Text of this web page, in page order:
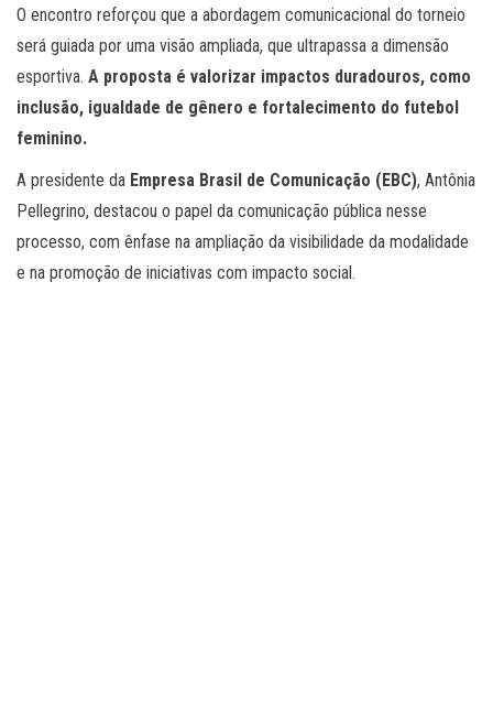
O encontro reforçou que a abordagem comunicacional do torneio
será guiada por uma visão ampliada, que ultrapassa a dimensão
esportiva. A proposta é valorizar impactos duradouros, como
inclusão, igualdade de gênero e fortalecimento do futebol
feminino.
A presidente da Empresa Brasil de Comunicação (EBC), Antônia
Pellegrino, destacou o papel da comunicação pública nesse
processo, com ênfase na ampliação da visibilidade da modalidade
e na promoção de iniciativas com impacto social.